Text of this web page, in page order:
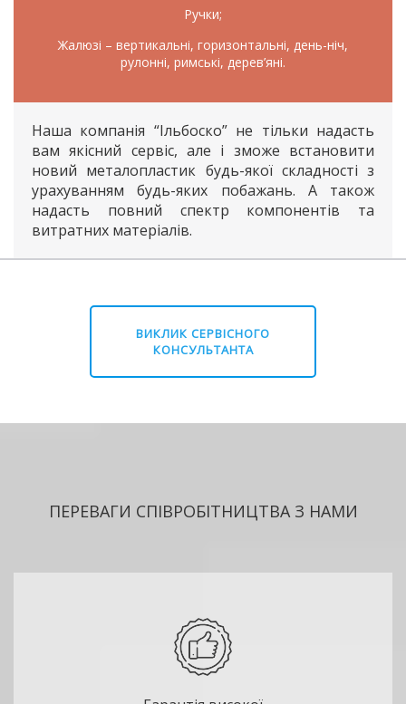
Ручки;
Жалюзі – вертикальні, горизонтальні, день-ніч,
рулонні, римські, дерев’яні.
Наша компанія “Ільбоско” не тільки надасть
вам якісний сервіс, але і зможе встановити
новий металопластик будь-якої складності з
урахуванням будь-яких побажань. А також
надасть повний спектр компонентів та
витратних матеріалів.
ВИКЛИК СЕРВІСНОГО
КОНСУЛЬТАНТА
ПЕРЕВАГИ СПІВРОБІТНИЦТВА З НАМИ